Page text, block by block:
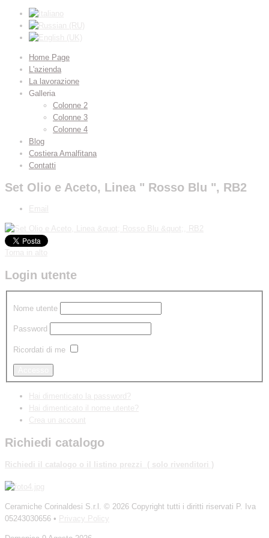
Home Page
L'azienda
La lavorazione
Galleria
Colonne 2
Colonne 3
Colonne 4
Blog
Costiera Amalfitana
Contatti
Set Olio e Aceto, Linea " Rosso Blu ", RB2
Email
Torna in alto
Login utente
Nome utente
Password
Ricordati di me
Hai dimenticato la password?
Hai dimenticato il nome utente?
Crea un account
Richiedi catalogo
Richiedi il catalogo o il listino prezzi ( solo rivenditori )
Ceramiche Corinaldesi S.r.l. © 2026 Copyright tutti i diritti riservati P. Iva
05243030656 • Privacy Policy